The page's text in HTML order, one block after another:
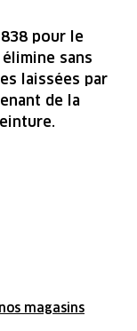
magasins
pour le
sans
laissées par
de la